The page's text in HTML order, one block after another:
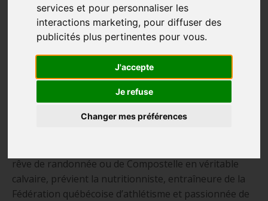
services et pour personnaliser les
interactions marketing, pour diffuser des
publicités plus pertinentes pour vous.
J'accepte
Je refuse
Changer mes préférences
s’hydrater pour
marche au Québec ou Compostelle
À mes yeux, l’hydratation est quasi le nerf de la guerre…
les articulations, ça se lubrifie»
rêve de randonnée ou de Compostelle en véritable
calvaire, prévient la nutritionniste, entraîneure de la
Fédération québécoise d’athlétisme et passionnée de